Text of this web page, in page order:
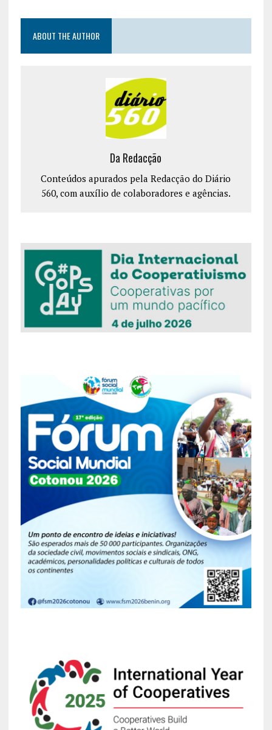
ABOUT THE AUTHOR
Da Redacção
Conteúdos apurados pela Redacção do Diário
560, com auxílio de colaboradores e agências.